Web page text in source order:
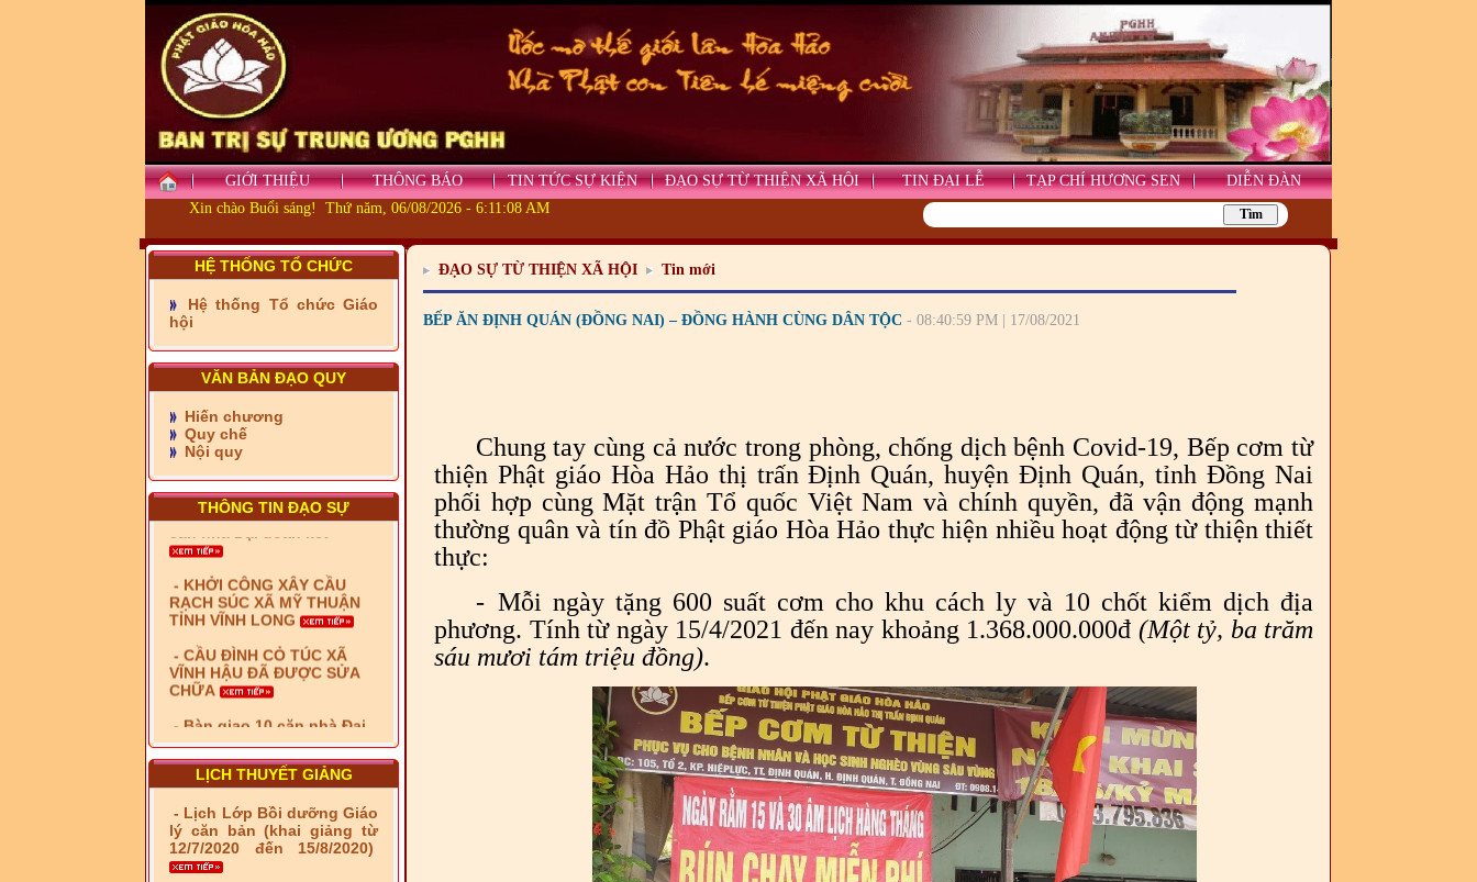
GIỚI THIỆU THÔNG BÁO TIN TỨC SỰ KIỆN ĐẠO SỰ TỪ THIỆN XÃ HỘI TIN ĐẠI LỄ TẠP CHÍ HƯƠNG SEN
DIỄN ĐÀN
Xin chào Buổi sáng! Thứ năm, 06/08/2026 - 6:11:10 AM
HỆ THỐNG TỔ CHỨC
Hệ thống Tổ chức Giáo
hội
VĂN BẢN ĐẠO QUY
Hiến chương
Quy chế
Nội quy
THÔNG TIN ĐẠO SỰ
- Những tấm lòng thiện
nguyện vùng biên
PHƯỚC TỈNH ĐỒNG NAI
TIẾP SỨC ĐẾN TRƯỜNG
- Xã Châu Phú khánh
thành cầu Kênh 7 - Nam
kênh Quốc Gia
- Xã Phú Lâm bàn giao 9
- KHỞI CÔNG XÂY CẦU
RẠCH SÚC XÃ MỸ THUẬN
TỈNH VĨNH LONG
- CẦU ĐÌNH CỎ TÚC XÃ
VĨNH HẬU ĐÃ ĐƯỢC SỬA
CHỮA
- Bàn giao 10 căn nhà Đại
đoàn kết cho hộ có hoàn
cảnh khó khăn tại xã Tây
- LỄ RA QUÂN DẬM VÁ,
SỬA CHỮA LỘ GIAO
THÔNG NÔNG THÔN (XÃ
- LỚP TẬP HUẤN LỊCH SỬ,
PHÁP LUẬT VIỆT NAM VÀ
HIẾN CHƯƠNG GIÁO HỘI
LỊCH THUYẾT GIẢNG
- Lịch Lớp Bồi dưỡng Giáo
lý căn bản (khai giảng từ
12/7/2020 đến 15/8/2020)
ĐẠO SỰ TỪ THIỆN XÃ HỘI Tin mới
BẾP ĂN ĐỊNH QUÁN (ĐỒNG NAI) – ĐỒNG HÀNH CÙNG DÂN TỘC - 08:40:59 PM | 17/08/2021
Chung tay cùng cả nước trong phòng, chống dịch bệnh Covid-19, Bếp cơm từ
thiện Phật giáo Hòa Hảo thị trấn Định Quán, huyện Định Quán, tỉnh Đồng Nai
phối hợp cùng Mặt trận Tổ quốc Việt Nam và chính quyền, đã vận động mạnh
thường quân và tín đồ Phật giáo Hòa Hảo thực hiện nhiều hoạt động từ thiện thiết
thực:
- Mỗi ngày tặng 600 suất cơm cho khu cách ly và 10 chốt kiểm dịch địa
phương. Tính từ ngày 15/4/2021 đến nay khoảng 1.368.000.000đ (Một tỷ, ba trăm
sáu mươi tám triệu đồng).